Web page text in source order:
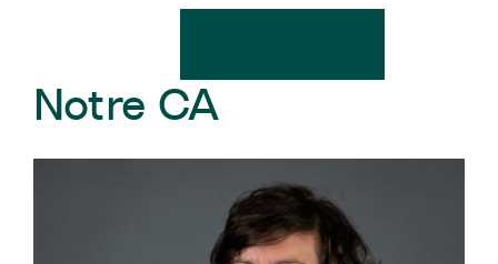
Notre CA